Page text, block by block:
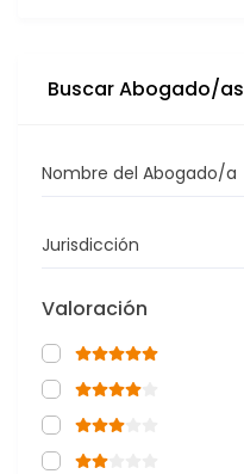
Buscar Abogado/as
Nombre del Abogado/a
Jurisdicción
Valoración